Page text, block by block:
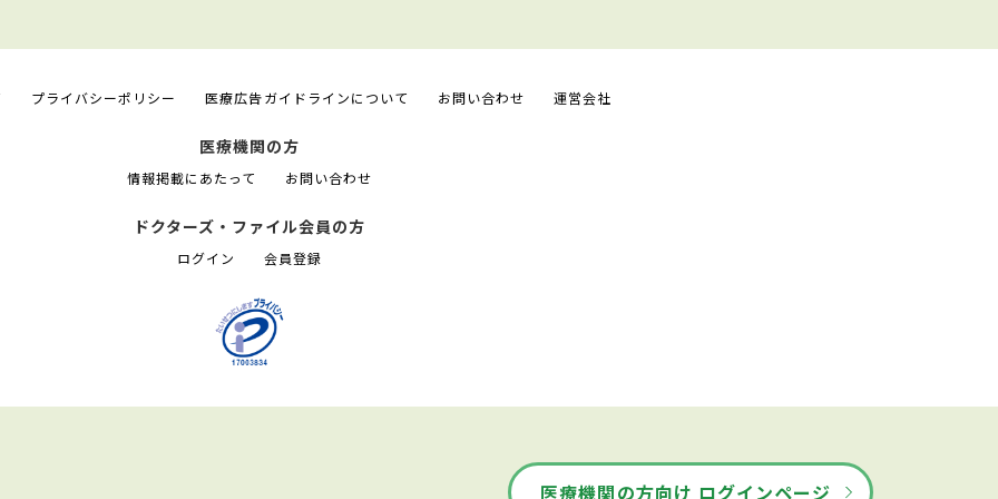
プライバシーポリシー 医療広告ガイドラインについて お問い合わせ 運営会社
医療機関の方
情報掲載にあたって お問い合わせ
ドクターズ・ファイル会員の方
ログイン 会員登録
医療機関の方向け ログインページ